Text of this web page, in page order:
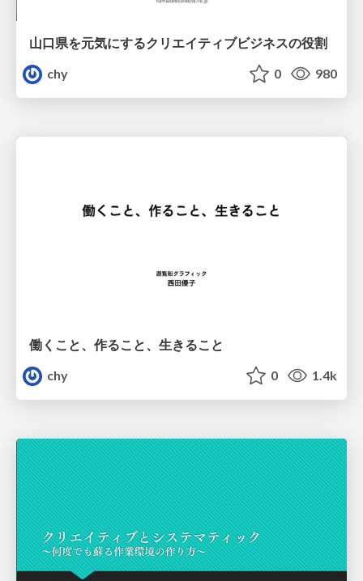
山口県を元気にするクリエイティブビジネスの役割
chy
0 980
働くこと、作ること、生きること
chy
0 1.4k